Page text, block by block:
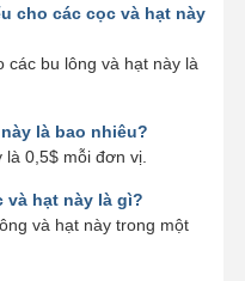
cho các cọc và hạt này
các bu lông và hạt này là
là bao nhiêu?
0,5$ mỗi đơn vị.
và hạt này là gì?
và hạt này trong một